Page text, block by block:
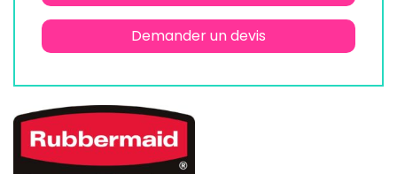
Demander un devis